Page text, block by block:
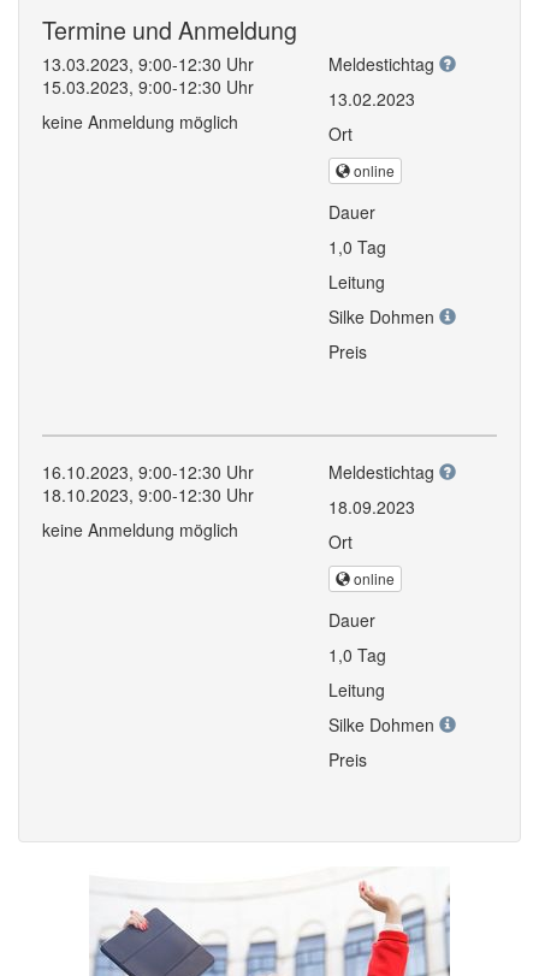
Termine und Anmeldung
13.03.2023, 9:00-12:30 Uhr
15.03.2023, 9:00-12:30 Uhr
keine Anmeldung möglich
Meldestichtag
13.02.2023
Ort
online
Dauer
1,0 Tag
Leitung
Silke Dohmen
Preis
16.10.2023, 9:00-12:30 Uhr
18.10.2023, 9:00-12:30 Uhr
keine Anmeldung möglich
Meldestichtag
18.09.2023
Ort
online
Dauer
1,0 Tag
Leitung
Silke Dohmen
Preis